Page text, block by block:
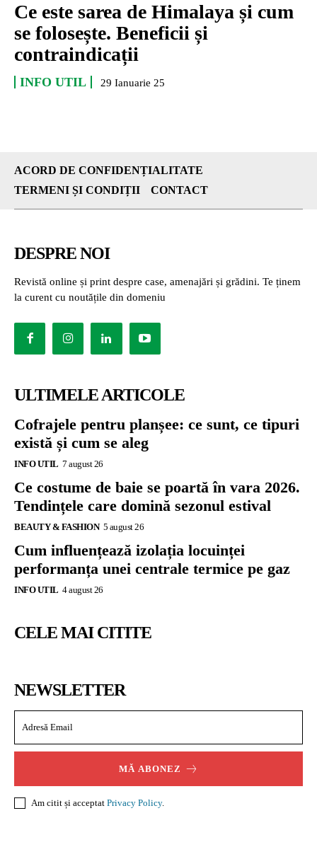
Ce este sarea de Himalaya și cum
se folosește. Beneficii și
contraindicații
INFO UTIL 29 Ianuarie 25
ACORD DE CONFIDENȚIALITATE
TERMENI ȘI CONDIȚII
CONTACT
DESPRE NOI
Revistă online și print despre case, amenajări și grădini. Te ținem
la curent cu noutățile din domeniu
ULTIMELE ARTICOLE
Cofrajele pentru planșee: ce sunt, ce tipuri
există și cum se aleg
INFO UTIL 7 august 26
Ce costume de baie se poartă în vara 2026.
Tendințele care domină sezonul estival
BEAUTY & FASHION 5 august 26
Cum influențează izolația locuinței
performanța unei centrale termice pe gaz
INFO UTIL 4 august 26
CELE MAI CITITE
NEWSLETTER
MĂ ABONEZ
Am citit și acceptat Privacy Policy.